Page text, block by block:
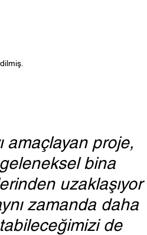
amaçlayan proje,
bina
uzaklaşıyor
zamanda daha
de